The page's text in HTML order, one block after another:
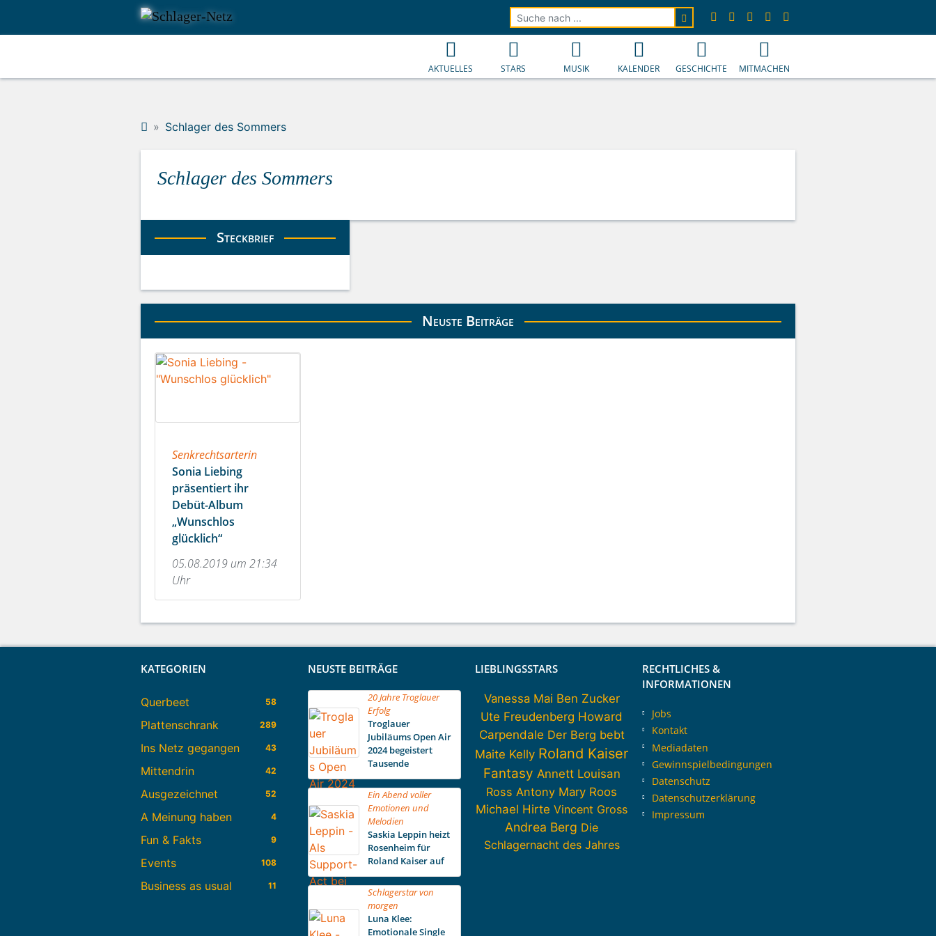
Schlager des Sommers
Schlager des Sommers
Steckbrief
Neuste Beiträge
Senkrechtsarterin
Sonia Liebing
präsentiert ihr
Debüt-Album
„Wunschlos
glücklich“
05.08.2019 um 21:34
Uhr
AKTUELLES STARS MUSIK KALENDER GESCHICHTE MITMACHEN
KATEGORIEN
Querbeet 58
Plattenschrank 289
Ins Netz gegangen 43
Mittendrin 42
Ausgezeichnet 52
A Meinung haben 4
Fun & Fakts 9
Events 108
Business as usual 11
NEUSTE BEITRÄGE
20 Jahre Troglauer
Erfolg
Troglauer
Jubiläums Open Air
2024 begeistert
Tausende
Ein Abend voller
Emotionen und
Melodien
Saskia Leppin heizt
Rosenheim für
Roland Kaiser auf
Schlagerstar von
morgen
Luna Klee:
Emotionale Single
LIEBLINGSSTARS
Vanessa Mai Ben Zucker
Ute Freudenberg Howard
Carpendale Der Berg bebt
Maite Kelly Roland Kaiser
Fantasy Annett Louisan
Ross Antony Mary Roos
Michael Hirte Vincent Gross
Andrea Berg Die
Schlagernacht des Jahres
RECHTLICHES &
INFORMATIONEN
Jobs
Kontakt
Mediadaten
Gewinnspielbedingungen
Datenschutz
Datenschutzerklärung
Impressum